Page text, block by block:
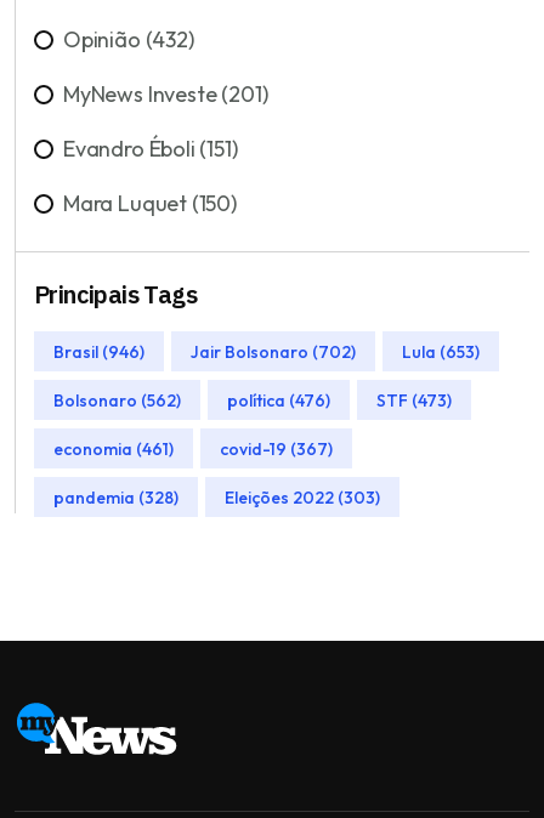
Opinião (432)
MyNews Investe (201)
Evandro Éboli (151)
Mara Luquet (150)
Principais Tags
Brasil (946) Jair Bolsonaro (702) Lula (653)
Bolsonaro (562) política (476) STF (473)
economia (461) covid-19 (367)
pandemia (328) Eleições 2022 (303)